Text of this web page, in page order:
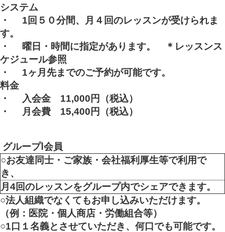
システム
・ 1 回５０分間、月４回のレッスンが受けられま
す。
・ 曜日・時間に指定があります。 ＊レッスンス
ケジュール参照
・ 1ヶ月先までのご予約が可能です。
料金
・
入会金 11,000円
（税込）
・
月会費 15,400円 （税込）
グループⅠ会員
○お友達同士・ご家族・会社福利厚生等で利用で
き、
月4回のレッスンをグループ内でシェアできます。
○法人組織でなくてもお申し込みいただけます。
（例：医院・個人商店・労働組合等）
○1 口１名義とさせていただき、何口でも可能です。